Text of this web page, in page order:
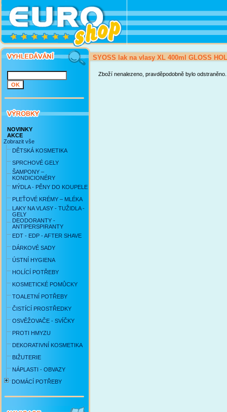
NOVINKY
AKCE
Zobrazit vše
DĚTSKÁ KOSMETIKA
SPRCHOVÉ GELY
ŠAMPONY –
KONDICIONÉRY
MÝDLA - PĚNY DO KOUPELE
PLEŤOVÉ KRÉMY – MLÉKA
LAKY NA VLASY - TUŽIDLA -
GELY
DEODORANTY -
ANTIPERSPIRANTY
EDT - EDP - AFTER SHAVE
DÁRKOVÉ SADY
ÚSTNÍ HYGIENA
HOLÍCÍ POTŘEBY
KOSMETICKÉ POMŮCKY
TOALETNÍ POTŘEBY
ČISTÍCÍ PROSTŘEDKY
OSVĚŽOVAČE - SVÍČKY
PROTI HMYZU
DEKORATIVNÍ KOSMETIKA
BIŽUTERIE
NÁPLASTI - OBVAZY
DOMÁCÍ POTŘEBY
SYOSS lak na vlasy XL 400ml GLOSS
Zboží nenalezeno, pravděpodobně bylo odstraněno.